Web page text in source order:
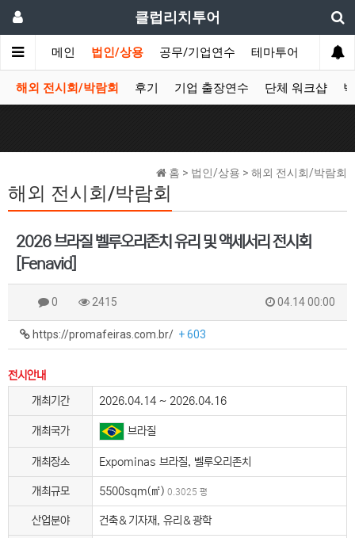
클럽리치투어
메인 법인/상용 공무/기업연수 테마투어 데이투
해외 전시회/박람회 후기 기업 출장연수 단체 워크샵
홈 > 법인/상용 > 해외 전시회/박람회
해외 전시회/박람회
2026 브라질 벨루오리존치 유리 및 액세서리 전시회
[Fenavid]
0 2415 04.14 00:00
https://promafeiras.com.br/ + 603
전시안내
개최기간
2026.04.14 ~ 2026.04.16
개최국가 브라질
개최장소 Expominas 브라질, 벨루오리존치
개최규모 5500sqm(㎡) 0.3025 평
산업분야 건축＆기자재, 유리＆광학